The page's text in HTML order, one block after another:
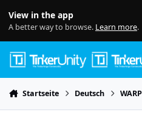
View in the app
A better way to browse. Learn more.
Startseite Deutsch